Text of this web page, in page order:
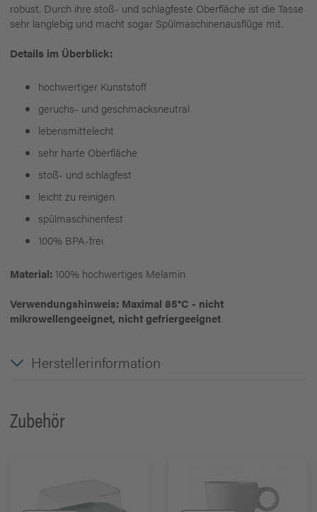
robust. Durch ihre stoß- und schlagfeste Oberfläche ist die Tasse
sehr langlebig und macht sogar Spülmaschinenausflüge mit.
Details im Überblick:
hochwertiger Kunststoff
geruchs- und geschmacksneutral
lebensmittelecht
sehr harte Oberfläche
stoß- und schlagfest
leicht zu reinigen
spülmaschinenfest
100% BPA-frei
Material: 100% hochwertiges Melamin
Verwendungshinweis: Maximal 85°C - nicht
mikrowellengeeignet, nicht gefriergeeignet
Herstellerinformation
Zubehör